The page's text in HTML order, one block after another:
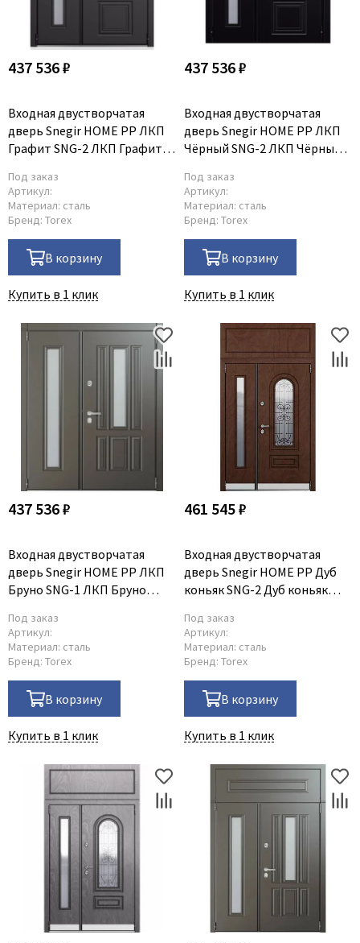
437 536 ₽
Входная двустворчатая
дверь Snegir HOME PP ЛКП
Графит SNG-2 ЛКП Графит
Под заказ
Артикул:
Материал: сталь
Бренд: Torex
В корзину
Купить в 1 клик
437 536 ₽
Входная двустворчатая
дверь Snegir HOME PP ЛКП
Чёрный SNG-2 ЛКП Чёрный
Под заказ
Артикул:
Материал: сталь
Бренд: Torex
В корзину
Купить в 1 клик
437 536 ₽
Входная двустворчатая
дверь Snegir HOME PP ЛКП
Бруно SNG-1 ЛКП Бруно
Под заказ
Артикул:
Материал: сталь
Бренд: Torex
В корзину
Купить в 1 клик
461 545 ₽
Входная двустворчатая
дверь Snegir HOME PP Дуб
коньяк SNG-2 Дуб коньяк
Под заказ
Артикул:
Материал: сталь
Бренд: Torex
В корзину
Купить в 1 клик